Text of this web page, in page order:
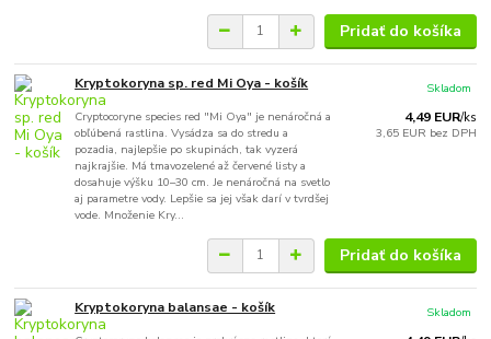
Pridať do košíka
Kryptokoryna sp. red Mi Oya - košík
Cryptocoryne species red "Mi Oya" je nenáročná a
obľúbená rastlina. Vysádza sa do stredu a
pozadia, najlepšie po skupinách, tak vyzerá
najkrajšie. Má tmavozelené až červené listy a
dosahuje výšku 10–30 cm. Je nenáročná na svetlo
aj parametre vody. Lepšie sa jej však darí v tvrdšej
vode. Množenie Kry...
4,49 EUR/ks
3,65 EUR bez DPH
Skladom
Pridať do košíka
Kryptokoryna balansae - košík Skladom